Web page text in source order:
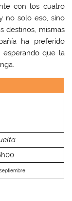
con los cuatro
no solo eso, sino
destinos, mismas
ha preferido
esperando que la